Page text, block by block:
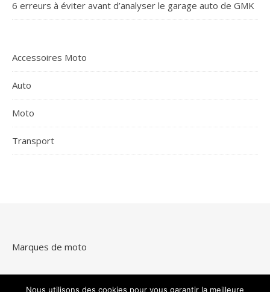
6 erreurs à éviter avant d’analyser le garage auto de GMK
Accessoires Moto
Auto
Moto
Transport
Marques de moto
Nous utilisons des cookies pour vous garantir la meilleure